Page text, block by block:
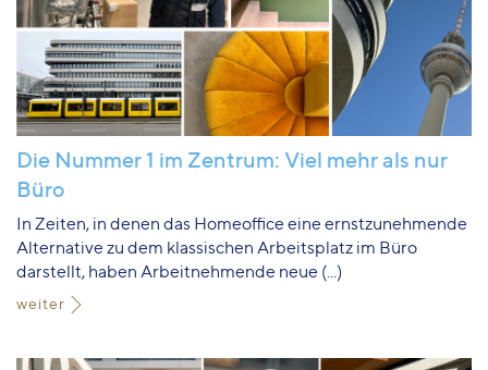
Die Nummer 1 im Zentrum: Viel mehr als nur
Büro
In Zeiten, in denen das Homeoffice eine ernstzunehmende
Alternative zu dem klassischen Arbeitsplatz im Büro
darstellt, haben Arbeitnehmende neue (...)
weiter